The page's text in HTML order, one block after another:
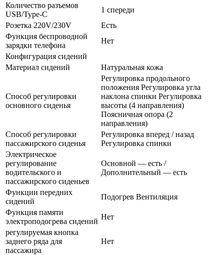
Количество разъемов
USB/Type-C
1 спереди
Розетка 220V/230V
Есть
Функция беспроводной
зарядки телефона
Нет
Конфигурация сидений
Материал сидений
Натуральная кожа
Способ регулировки
основного сиденья
Регулировка продольного
положения Регулировка угла
наклона спинки Регулировка
высоты (4 направления)
Поясничная опора (2
направления)
Способ регулировки
пассажирского сиденья
Регулировка вперед / назад
Регулировка спинки
Электрическое
регулирование
водительского и
пассажирского сиденьев
Основной — есть /
Дополнительный — есть
Функции передних
сидений
Подогрев Вентиляция
Функция памяти
электроподогрева сидений
Нет
регулируемая кнопка
заднего ряда для
пассажира
Нет